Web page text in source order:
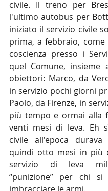
civile. Il treno per
l'ultimo autobus per
iniziato il servizio civile
prima, a febbraio,
coscienza presso i
quel Comune, insieme
obiettori: Marco, da
in servizio pochi giorni
Paolo, da Firenze, in
più tempo e ormai alla
venti mesi di leva. Eh
civile all'epoca durava
quindi otto mesi in più
servizio di leva
“punizione” per chi